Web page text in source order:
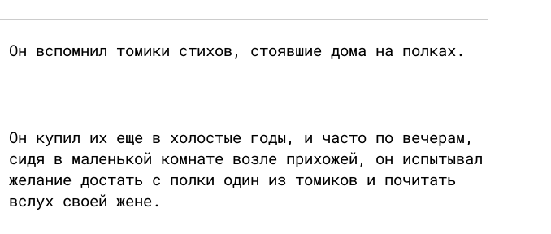
Он вспомнил томики стихов, стоявшие дома на полках.
Он купил их еще в холостые годы, и часто по вечерам,
сидя в маленькой комнате возле прихожей, он испытывал
желание достать с полки один из томиков и почитать
вслух своей жене.